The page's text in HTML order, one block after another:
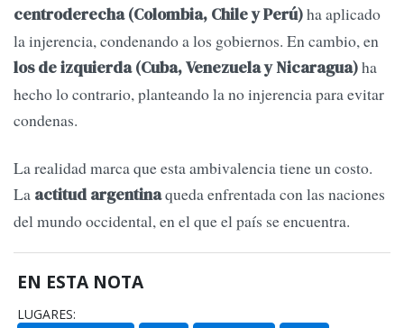
centroderecha (Colombia, Chile y Perú)ha aplicado
la injerencia, condenando a los gobiernos. En cambio, en
los de izquierda (Cuba, Venezuela y Nicaragua)ha
hecho lo contrario, planteando la no injerencia para evitar
condenas.
La realidad marca que esta ambivalencia tiene un costo.
La actitud argentinaqueda enfrentada con las naciones
del mundo occidental, en el que el país se encuentra.
EN ESTA NOTA
LUGARES: